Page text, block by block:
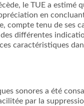
le TUE a estimé
en
compte tenu de ses
différentes
caractéristiques
sonores a été
par la